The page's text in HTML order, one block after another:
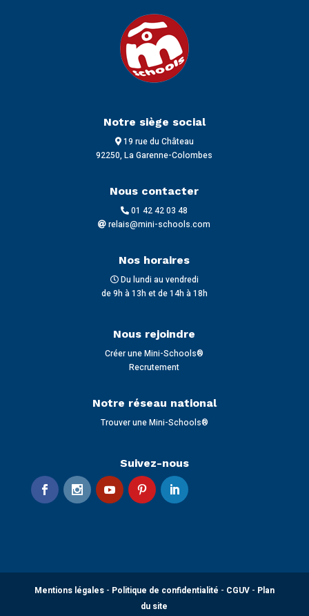
Notre siège social
19 rue du Château
92250, La Garenne-Colombes
Nous contacter
01 42 42 03 48
relais@mini-schools.com
Nos horaires
Du lundi au vendredi
de 9h à 13h et de 14h à 18h
Nous rejoindre
Créer une Mini-Schools®
Recrutement
Notre réseau national
Trouver une Mini-Schools®
Suivez-nous
Mentions légales- Politique de confidentialité - CGUV- Plan
du site